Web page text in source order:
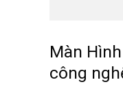
Màn
công